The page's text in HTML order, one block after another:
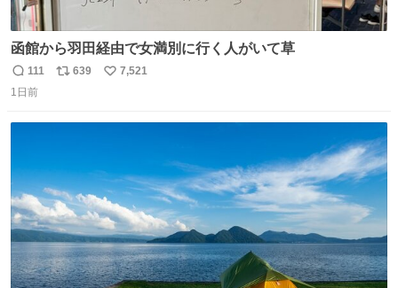
函館から羽田経由で女満別に行く人がいて草
返
信
111
リ
639
い
7,521
1日前